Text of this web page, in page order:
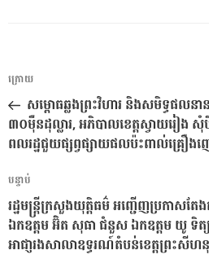
ការ​
នាំទិស​
ប្រកាស
អត្ថបទ
មុន
ក្រោយ
សម្ពោធឆ្លងព្រះវិហារ និងសមិទ្ធផលនា
៣០ម៉ឺនដុល្លារ, អភិបាលខេត្តស្វាយរៀង
ពលរដ្ឋជួយផ្សព្វផ្សាយផលប៉ះពាល់គ្រឿង
អត្ថបទ
បន្ទាប់
បន្ទាប់
រដ្ឋមន្រ្តីក្រសួងយុត្តិធម៌ អញ្ជើញប្រកាសតែងត
ឯកឧត្តម អ៊ិត សុធា ជំនួស ឯកឧត្តម យូ ទិត្យវ
អាជា្ញរងសាលាឧទ្ធរណ៍តំបន់ខេត្តព្រះសីហនុ